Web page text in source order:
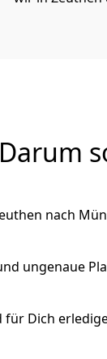
nach
ungenaue
für Dich